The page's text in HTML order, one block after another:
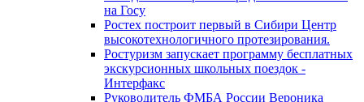
на Госу
Ростех построит первый в Сибири Центр
высокотехнологичного протезирования.
Ростуризм запускает программу бесплатных
экскурсионных школьных поездок -
Интерфакс
Руководитель ФМБА России Вероника